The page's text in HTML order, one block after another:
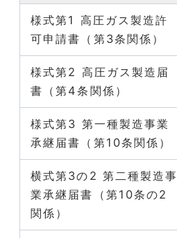
様式第1 高圧ガス製造許
可申請書（第3条関係）
様式第2 高圧ガス製造届
書（第4条関係）
様式第3 第一種製造事業
承継届書（第10条関係）
横式第3の2 第二種製造事
業承継届書（第10条の2
関係）